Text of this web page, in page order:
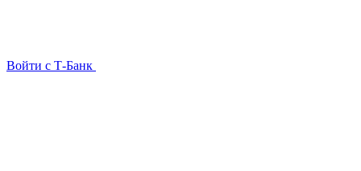
Войти с Т-Банк